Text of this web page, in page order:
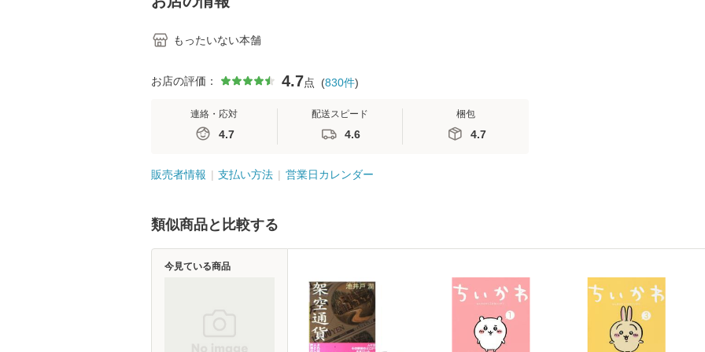
もったいない本舗
お店の評価： 4.7点 (830件)
連絡・応対
4.7
配送スピード
4.6
梱包
4.7
販売者情報 支払い方法 営業日カレンダー
類似商品と比較する
今見ている商品